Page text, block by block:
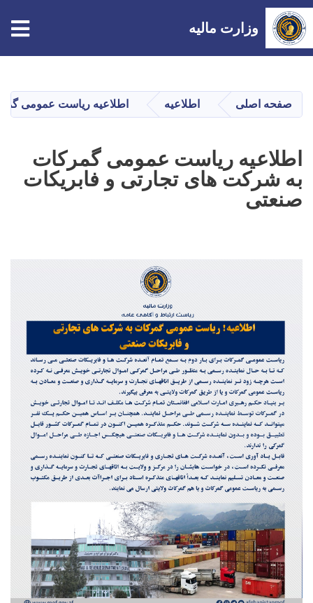
main
content
وزارت مالیه
صفحه اصلی اطلاعیه اطلاعیه ریاست عمومی
اطلاعیه ریاست عمومی گمرکات
به شرکت های تجارتی و فابریکات
صنعتی